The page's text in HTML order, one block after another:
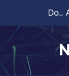
springen
Do..